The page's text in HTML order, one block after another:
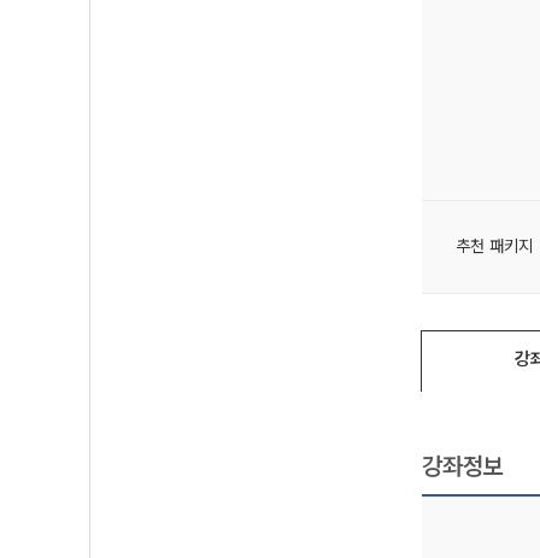
추천 패키지
강
강좌정보